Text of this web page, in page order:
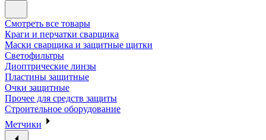
Смотреть все товары
Краги и перчатки сварщика
Маски сварщика и защитные щитки
Светофильтры
Диоптрические линзы
Пластины защитные
Очки защитные
Прочее для средств защиты
Строительное оборудование
Метчики